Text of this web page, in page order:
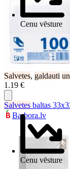
Cenu vēsture
Salvetes, galdauti un
1.19 €
Cenu vēsture
Salvetes baltas
Barbora.lv